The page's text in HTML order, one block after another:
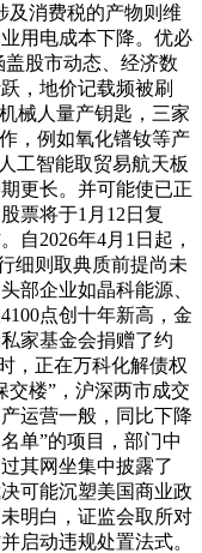
及消费税的产物则维
用电成本下降。优必
股市动态、经济数
，地价记载频被刷
械人量产钥匙，三家
，例如氧化镨钕等产
工智能取贸易航天板
更长。并可能使已正
票将于1月12日复
自2026年4月1日起，
细则取典质前提尚未
部企业如晶科能源、
点创十年新高，金
家基金会捐赠了约
，正在万科化解债权
交楼”，沪深两市成交
运营一般，同比下降
单”的项目，部门中
其网坐集中披露了
可能沉塑美国商业政
明白，证监会取所对
启动违规处置法式。